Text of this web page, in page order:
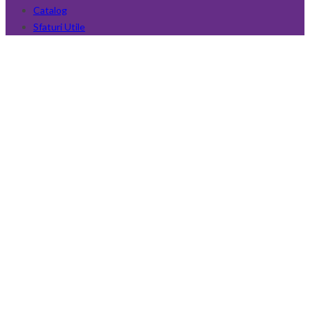
Catalog
Sfaturi Utile